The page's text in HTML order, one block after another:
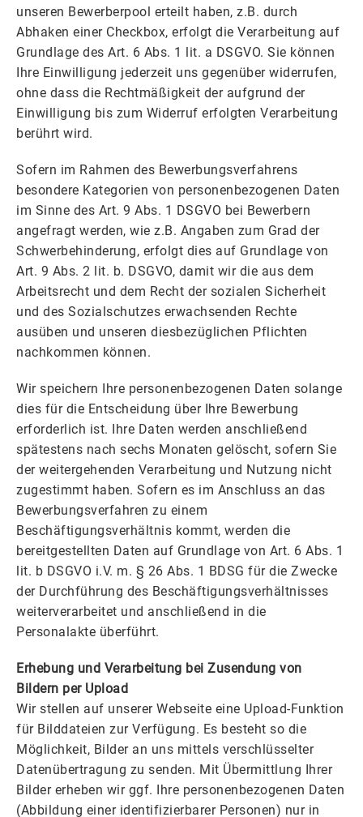
unseren Bewerberpool erteilt haben, z.B. durch
Abhaken einer Checkbox, erfolgt die Verarbeitung auf
Grundlage des Art. 6 Abs. 1 lit. a DSGVO. Sie können
Ihre Einwilligung jederzeit uns gegenüber widerrufen,
ohne dass die Rechtmäßigkeit der aufgrund der
Einwilligung bis zum Widerruf erfolgten Verarbeitung
berührt wird.
Sofern im Rahmen des Bewerbungsverfahrens
besondere Kategorien von personenbezogenen Daten
im Sinne des Art. 9 Abs. 1 DSGVO bei Bewerbern
angefragt werden, wie z.B. Angaben zum Grad der
Schwerbehinderung, erfolgt dies auf Grundlage von
Art. 9 Abs. 2 lit. b. DSGVO, damit wir die aus dem
Arbeitsrecht und dem Recht der sozialen Sicherheit
und des Sozialschutzes erwachsenden Rechte
ausüben und unseren diesbezüglichen Pflichten
nachkommen können.
Wir speichern Ihre personenbezogenen Daten solange
dies für die Entscheidung über Ihre Bewerbung
erforderlich ist. Ihre Daten werden anschließend
spätestens nach sechs Monaten gelöscht, sofern Sie
der weitergehenden Verarbeitung und Nutzung nicht
zugestimmt haben. Sofern es im Anschluss an das
Bewerbungsverfahren zu einem
Beschäftigungsverhältnis kommt, werden die
bereitgestellten Daten auf Grundlage von Art. 6 Abs. 1
lit. b DSGVO i.V. m. § 26 Abs. 1 BDSG für die Zwecke
der Durchführung des Beschäftigungsverhältnisses
weiterverarbeitet und anschließend in die
Personalakte überführt.
Erhebung und Verarbeitung bei Zusendung von
Bildern per Upload
Wir stellen auf unserer Webseite eine Upload-Funktion
für Bilddateien zur Verfügung. Es besteht so die
Möglichkeit, Bilder an uns mittels verschlüsselter
Datenübertragung zu senden. Mit Übermittlung Ihrer
Bilder erheben wir ggf. Ihre personenbezogenen Daten
(Abbildung einer identifizierbarer Personen) nur in